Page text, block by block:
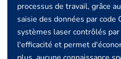
processus de travail, grâce
saisie des données par code
systèmes laser contrôlés
l'efficacité et permet